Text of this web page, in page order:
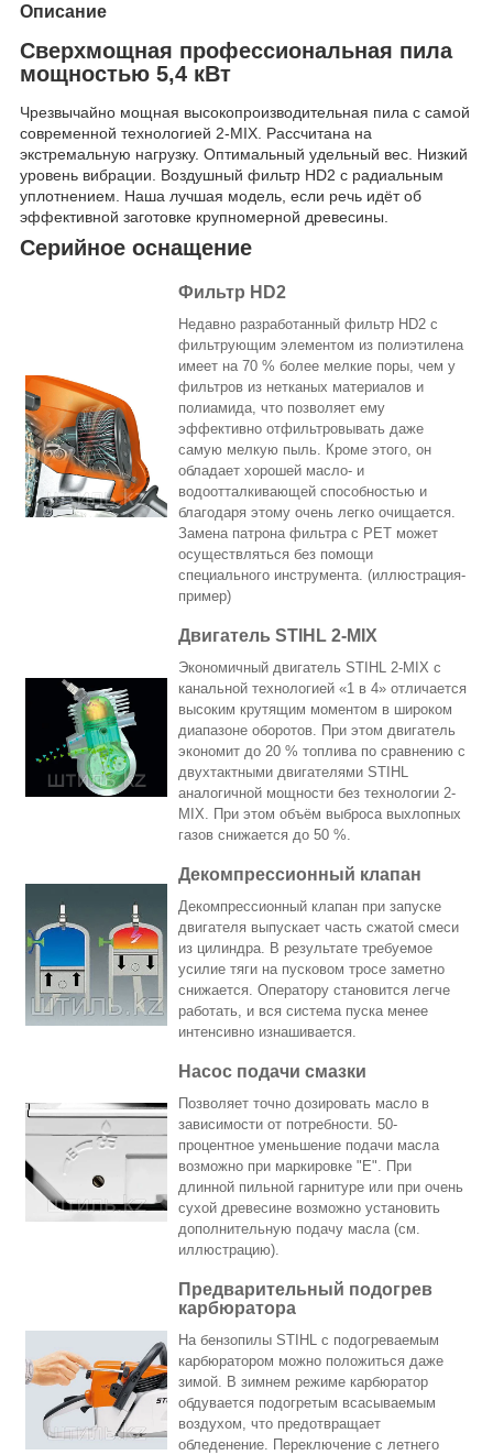
Описание
Сверхмощная профессиональная пила
мощностью 5,4 кВт
Чрезвычайно мощная высокопроизводительная пила с самой
современной технологией 2-MIX. Рассчитана на
экстремальную нагрузку. Оптимальный удельный вес. Низкий
уровень вибрации. Воздушный фильтр HD2 с радиальным
уплотнением. Наша лучшая модель, если речь идёт об
эффективной заготовке крупномерной древесины.
Серийное оснащение
Фильтр HD2
Недавно разработанный фильтр HD2 с
фильтрующим элементом из полиэтилена
имеет на 70 % более мелкие поры, чем у
фильтров из нетканых материалов и
полиамида, что позволяет ему
эффективно отфильтровывать даже
самую мелкую пыль. Кроме этого, он
обладает хорошей масло- и
водоотталкивающей способностью и
благодаря этому очень легко очищается.
Замена патрона фильтра с PET может
осуществляться без помощи
специального инструмента. (иллюстрация-
пример)
Двигатель STIHL 2-MIX
Экономичный двигатель STIHL 2-MIX с
канальной технологией «1 в 4» отличается
высоким крутящим моментом в широком
диапазоне оборотов. При этом двигатель
экономит до 20 % топлива по сравнению с
двухтактными двигателями STIHL
аналогичной мощности без технологии 2-
MIX. При этом объём выброса выхлопных
газов снижается до 50 %.
Декомпрессионный клапан
Декомпрессионный клапан при запуске
двигателя выпускает часть сжатой смеси
из цилиндра. В результате требуемое
усилие тяги на пусковом тросе заметно
снижается. Оператору становится легче
работать, и вся система пуска менее
интенсивно изнашивается.
Насос подачи смазки
Позволяет точно дозировать масло в
зависимости от потребности. 50-
процентное уменьшение подачи масла
возможно при маркировке "Е". При
длинной пильной гарнитуре или при очень
сухой древесине возможно установить
дополнительную подачу масла (см.
иллюстрацию).
Предварительный подогрев
карбюратора
На бензопилы STIHL с подогреваемым
карбюратором можно положиться даже
зимой. В зимнем режиме карбюратор
обдувается подогретым всасываемым
воздухом, что предотвращает
обледенение. Переключение с летнего